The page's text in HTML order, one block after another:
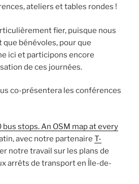
ateliers et tables rondes !
fier, puisque nous
bénévoles, pour que
ici et participons encore
de ces journées.
co-présentera les conférences
stops. An OSM map at every
avec notre partenaire T-
notre travail sur les plans de
arrêts de transport en Île-de-